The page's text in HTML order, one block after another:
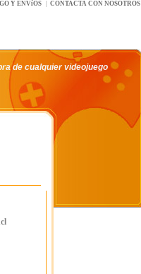
Y ENVíOS CONTACTA CON NOSOTROS
de cualquier videojuego